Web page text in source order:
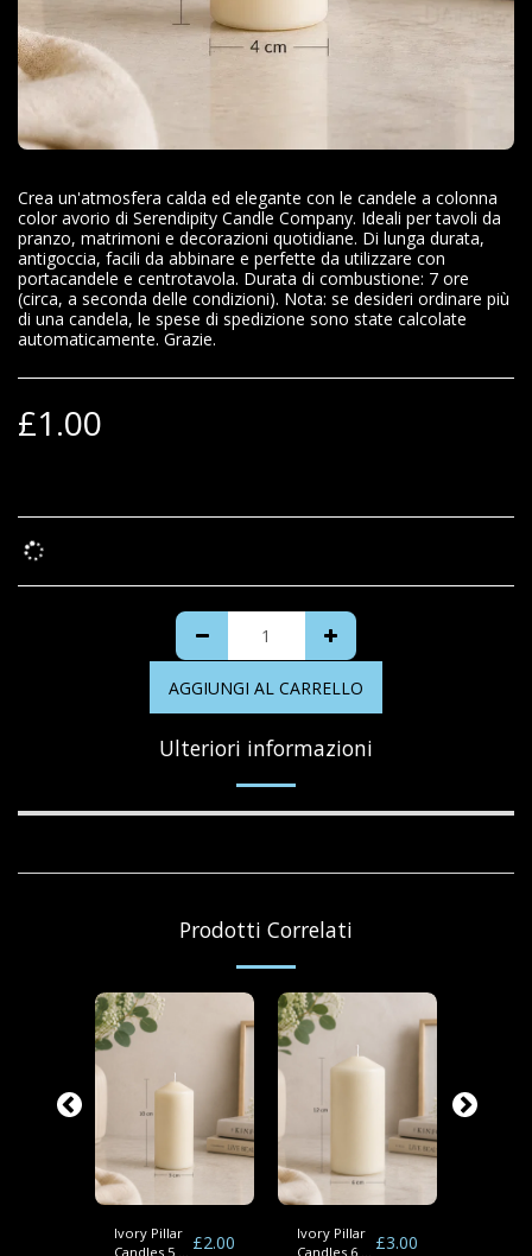
Crea un'atmosfera calda ed elegante con le candele a colonna
color avorio di Serendipity Candle Company. Ideali per tavoli da
pranzo, matrimoni e decorazioni quotidiane. Di lunga durata,
antigoccia, facili da abbinare e perfette da utilizzare con
portacandele e centrotavola. Durata di combustione: 7 ore
(circa, a seconda delle condizioni). Nota: se desideri ordinare più
di una candela, le spese di spedizione sono state calcolate
automaticamente. Grazie.
£1.00
AGGIUNGI AL CARRELLO
Ulteriori informazioni
Prodotti Correlati
Ivory Pillar
Candles 5 x
£2.00
Ivory Pillar
Candles 6 x
£3.00